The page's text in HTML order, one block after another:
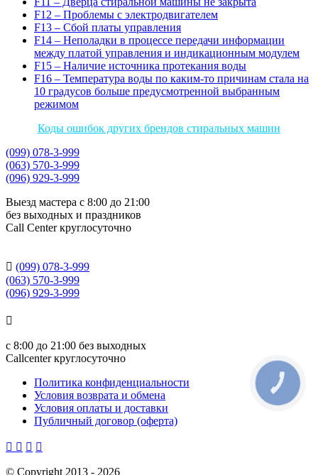
F12 – Проблемы с электродвигателем
F13 – Сбой платы управления
F14 – Неполадки в процессе передачи информации
между платой управления и индикационным модулем
F15 – Наличие источника протекания воды
F16 – Температура воды по каким-то причинам стала на
10 градусов больше предусмотренной выбранным
режимом
Коды ошибок других брендов стиральных машин
(099) 078-3-999
(063) 570-3-999
(096) 929-3-999
Выезд мастера с 8:00 до 21:00
без выходных и праздников
Сall Сenter круглосуточно
 (099) 078-3-999
(063) 570-3-999
(096) 929-3-999

с 8:00 до 21:00 без выходных
Callcenter круглосуточно
Политика конфиденциальности
Условия возврата и обмена
Условия оплаты и доставки
Публичный договор (оферта)
   
© Copyright 2013 - 2026
КНОПКА
СВЯЗИ